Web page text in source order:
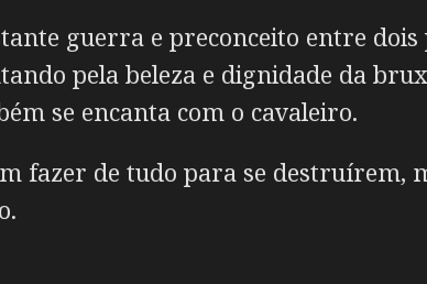
guerra e preconceito entre
pela beleza e dignidade da
se encanta com o cavaleiro.
fazer de tudo para se destruírem,